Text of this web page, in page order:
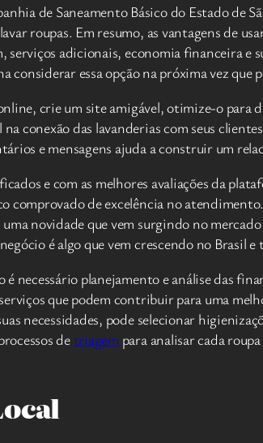
de Saneamento Básico do Estado de
roupas. Em resumo, as vantagens de
serviços adicionais, economia financeira e
considerar essa opção na próxima vez que
crie um site amigável, otimize-o
conexão das lavanderias com seus
e mensagens ajuda a construir um
e com as melhores avaliações da
comprovado de excelência no
novidade que vem surgindo no
é algo que vem crescendo no Brasil
necessário planejamento e análise das
que podem contribuir para uma
necessidades, pode selecionar
detriagem para analisar cada